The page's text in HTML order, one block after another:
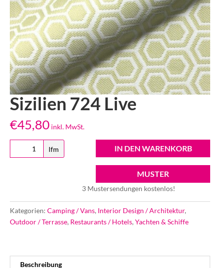
Sizilien 724 Live
€45,80 inkl. MwSt.
724
lfm IN DEN WARENKORB
MUSTER
3 Mustersendungen kostenlos!
Kategorien: Camping / Vans, Interior Design / Architektur,
Outdoor / Terrasse, Restaurants / Hotels, Yachten & Schiffe
Beschreibung